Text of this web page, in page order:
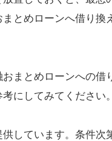
とめローンへ借り
まとめローンへの
にしてみてください。
供しています。条件